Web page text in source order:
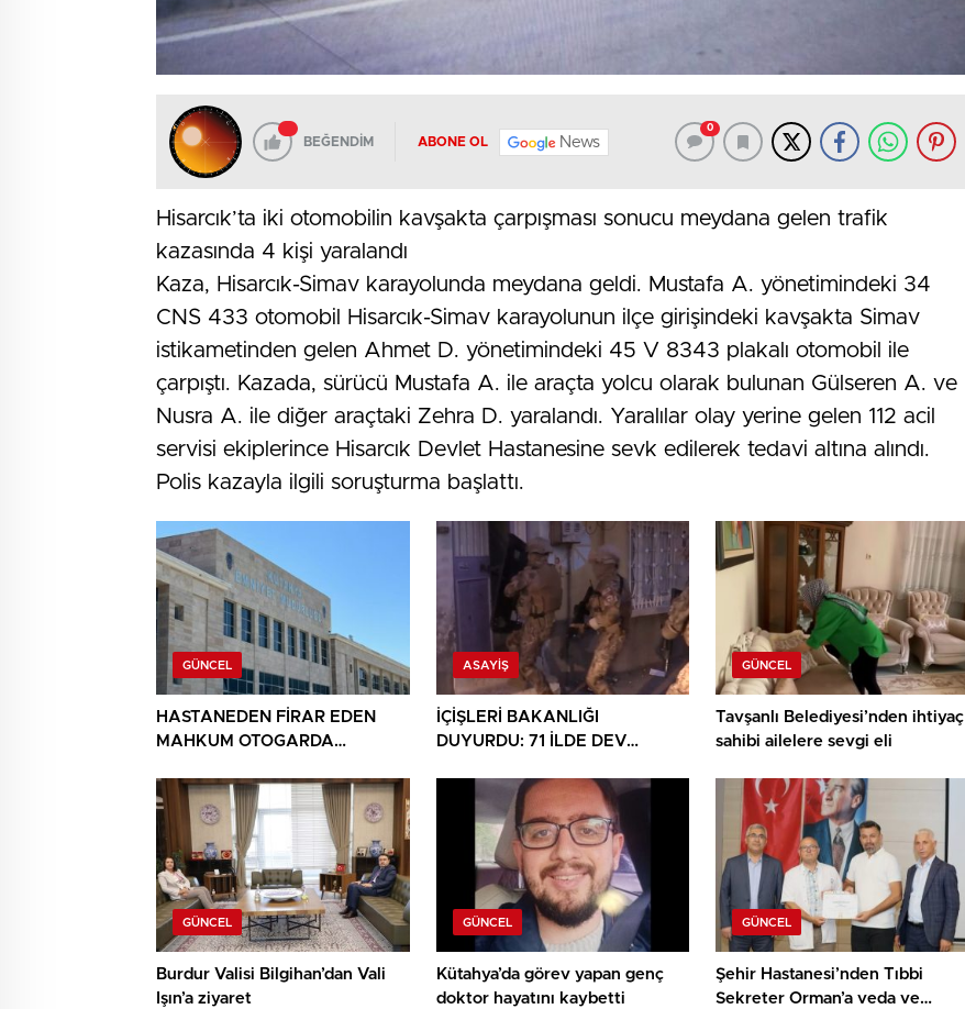
BEĞENDİM ABONE OL News
0
Hisarcık’ta iki otomobilin kavşakta çarpışması sonucu meydana gelen trafik
kazasında 4 kişi yaralandı
Kaza, Hisarcık-Simav karayolunda meydana geldi. Mustafa A. yönetimindeki 34
CNS 433 otomobil Hisarcık-Simav karayolunun ilçe girişindeki kavşakta Simav
istikametinden gelen Ahmet D. yönetimindeki 45 V 8343 plakalı otomobil ile
çarpıştı. Kazada, sürücü Mustafa A. ile araçta yolcu olarak bulunan Gülseren A. ve
Nusra A. ile diğer araçtaki Zehra D. yaralandı. Yaralılar olay yerine gelen 112 acil
servisi ekiplerince Hisarcık Devlet Hastanesine sevk edilerek tedavi altına alındı.
Polis kazayla ilgili soruşturma başlattı.
GÜNCEL
HASTANEDEN FİRAR EDEN
MAHKUM OTOGARDA
ASAYIŞ
İÇİŞLERİ BAKANLIĞI
DUYURDU: 71 İLDE DEV
GÜNCEL
Tavşanlı Belediyesi’nden ihtiyaç
sahibi ailelere sevgi eli
GÜNCEL
Burdur Valisi Bilgihan’dan Vali
Işın’a ziyaret
GÜNCEL
Kütahya’da görev yapan genç
doktor hayatını kaybetti
GÜNCEL
Şehir Hastanesi’nden Tıbbi
Sekreter Orman’a veda ve